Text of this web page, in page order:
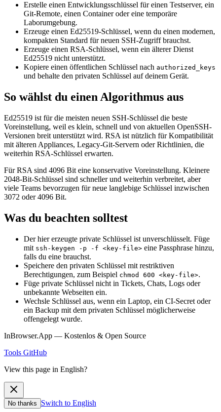
Erstelle einen Entwicklungsschlüssel für einen Testserver, ein
Git-Remote, einen Container oder eine temporäre
Laborumgebung.
Erzeuge einen Ed25519-Schlüssel, wenn du einen modernen,
kompakten Standard für neuen SSH-Zugriff brauchst.
Erzeuge einen RSA-Schlüssel, wenn ein älterer Dienst
Ed25519 nicht unterstützt.
Kopiere einen öffentlichen Schlüssel nach authorized_keys
und behalte den privaten Schlüssel auf deinem Gerät.
So wählst du einen Algorithmus aus
Ed25519 ist für die meisten neuen SSH-Schlüssel die beste
Voreinstellung, weil es klein, schnell und von aktuellen OpenSSH-
Versionen breit unterstützt wird. RSA ist nützlich für Kompatibilität
mit älteren Appliances, Legacy-Git-Servern oder Richtlinien, die
weiterhin RSA-Schlüssel erwarten.
Für RSA sind 4096 Bit eine konservative Voreinstellung. Kleinere
2048-Bit-Schlüssel sind schneller und weiterhin verbreitet, aber
viele Teams bevorzugen für neue langlebige Schlüssel inzwischen
3072 oder 4096 Bit.
Was du beachten solltest
Der hier erzeugte private Schlüssel ist unverschlüsselt. Füge
mit ssh-keygen -p -f <key-file> eine Passphrase hinzu,
falls du eine brauchst.
Speichere den privaten Schlüssel mit restriktiven
Berechtigungen, zum Beispiel chmod 600 <key-file>.
Füge private Schlüssel nicht in Tickets, Chats, Logs oder
unbekannte Webseiten ein.
Wechsle Schlüssel aus, wenn ein Laptop, ein CI-Secret oder
ein Backup mit dem privaten Schlüssel möglicherweise
offengelegt wurde.
InBrowser.App — Kostenlos & Open Source
Tools GitHub
View this page in English?
No thanks Switch to English